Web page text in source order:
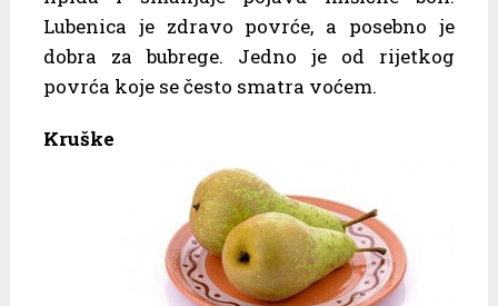
Lubenica je zdravo povrće, a posebno je
dobra za bubrege. Jedno je od rijetkog
povrća koje se često smatra voćem.
Kruške